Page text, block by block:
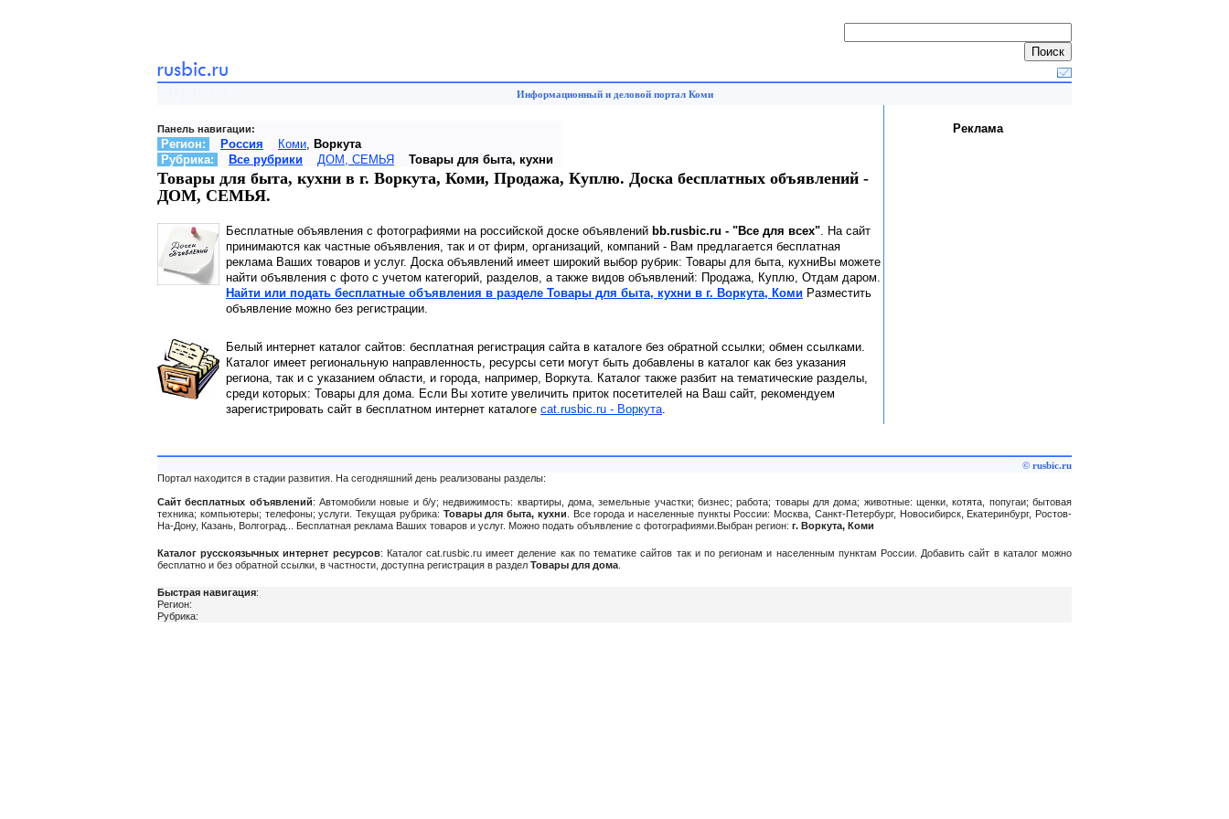
Информационный и деловой портал Коми
Панель навигации:
Регион: Россия Коми, Воркута
Рубрика:
Все рубрики ДОМ, СЕМЬЯ Товары для быта, кухни
Товары для быта, кухни в г. Воркута, Коми, Продажа, Куплю. Доска бесплатных объявлений -
ДОМ, СЕМЬЯ.
Бесплатные объявления с фотографиями на российской доске объявлений bb.rusbic.ru - "Все для всех". На сайт
принимаются как частные объявления, так и от фирм, организаций, компаний - Вам предлагается бесплатная
реклама Ваших товаров и услуг. Доска объявлений имеет широкий выбор рубрик: Товары для быта, кухниВы можете
найти объявления с фото с учетом категорий, разделов, а также видов объявлений: Продажа, Куплю, Отдам даром.
Найти или подать бесплатные объявления в разделе Товары для быта, кухни в г. Воркута, Коми Разместить
объявление можно без регистрации.
Белый интернет каталог сайтов: бесплатная регистрация сайта в каталоге без обратной ссылки; обмен ссылками.
Каталог имеет региональную направленность, ресурсы сети могут быть добавлены в каталог как без указания
региона, так и с указанием области, и города, например, Воркута. Каталог также разбит на тематические разделы,
среди которых: Товары для дома. Если Вы хотите увеличить приток посетителей на Ваш сайт, рекомендуем
зарегистрировать сайт в бесплатном интернет каталоге cat.rusbic.ru - Воркута.
Реклама
© rusbic.ru
Портал находится в стадии развития. На сегодняшний день реализованы разделы:
Сайт бесплатных объявлений: Автомобили новые и б/у; недвижимость: квартиры, дома, земельные участки; бизнес; работа; товары для дома; животные: щенки, котята, попугаи; бытовая
техника; компьютеры; телефоны; услуги. Текущая рубрика: Товары для быта, кухни . Все города и населенные пункты России: Москва, Санкт-Петербург, Новосибирск, Екатеринбург, Ростов-
На-Дону, Казань, Волгоград... Бесплатная реклама Ваших товаров и услуг. Можно подать объявление c фотографиями.Выбран регион: г. Воркута, Коми
Каталог русскоязычных интернет ресурсов: Каталог cat.rusbic.ru имеет деление как по тематике сайтов так и по регионам и населенным пунктам России. Добавить сайт в каталог можно
бесплатно и без обратной ссылки, в частности, доступна регистрация в раздел Товары для дома
Быстрая навигация:
Регион:
Рубрика: